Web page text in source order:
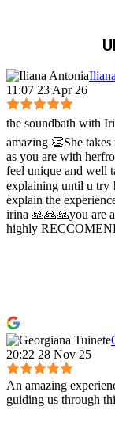
11:07 23 Apr 26
the soundbath with
amazing 👏She
as you are with
feel unique and well
explaining until u try
explain the
irina 🙏🙏🙏you are
highly
20:22 28 Nov 25
An amazing
guiding us through